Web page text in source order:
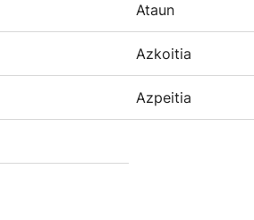
Ataun
Azkoitia
Azpeitia